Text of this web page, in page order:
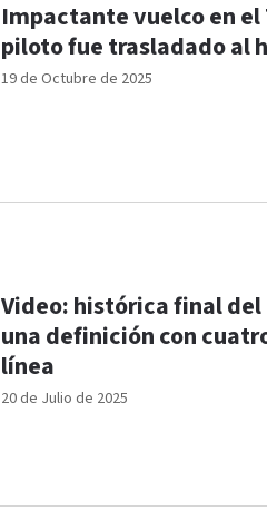
19 de Octubre de 2025
Impactante vuelco en
piloto fue trasladado al
20 de Julio de 2025
Video: histórica final
una definición con
línea